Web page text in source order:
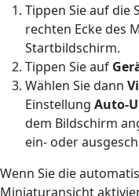
Tippen Sie auf die
rechten Ecke des
Startbildschirm.
Tippen Sie auf
Wählen Sie dann
Einstellung Auto-
dem Bildschirm
ein- oder
Wenn Sie die
Miniaturansicht